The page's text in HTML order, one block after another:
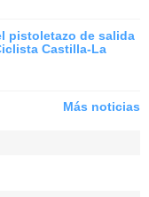
pistoletazo de salida
Castilla-La
Más noticias